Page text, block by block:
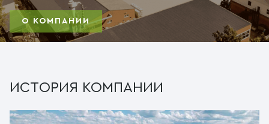
О КОМПАНИИ
ИСТОРИЯ КОМПАНИИ